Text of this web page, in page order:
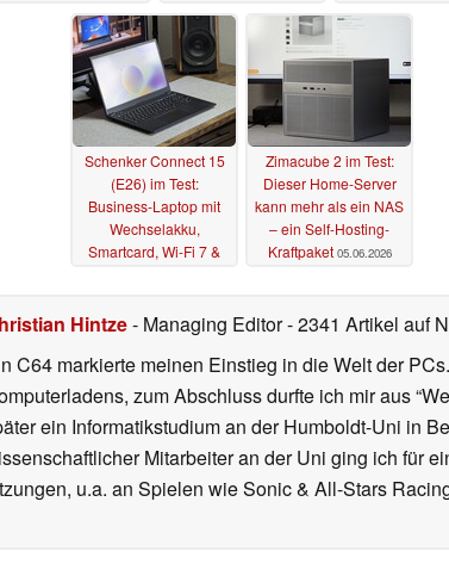
11.06.2026
Schenker Connect 15
(E26) im Test:
Business-Laptop mit
Wechselakku,
Smartcard, Wi-Fi 7 &
Zimacube 2 im Test:
Dieser Home-Server
kann mehr als ein NAS
– ein Self-Hosting-
Kraftpaket 05.06.2026
Hintze- Managing Editor- 2341 Artikel auf
C64 markierte meinen Einstieg in die Welt der
zum Abschluss durfte ich mir aus
ein Informatikstudium an der Humboldt-Uni in
Mitarbeiter an der Uni ging ich für
u.a. an Spielen wie Sonic & All-Stars